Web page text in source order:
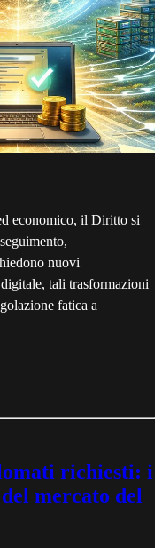
economico, il Diritto si
nuovi
tali trasformazioni
fatica a
richiesti: i
mercato del